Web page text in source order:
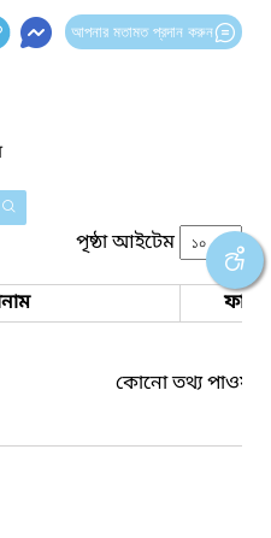
আপনার মতামত প্রদান করুন
পৃষ্ঠা আইটেম
ফাইল
কোনো তথ্য পাওয়া